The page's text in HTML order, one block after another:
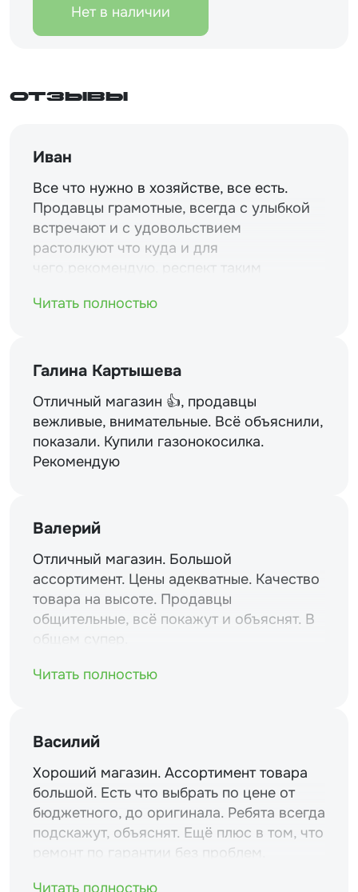
Нет в наличии
Отзывы
Иван
Все что нужно в хозяйстве, все есть.
Продавцы грамотные, всегда с улыбкой
встречают и с удовольствием
растолкуют что куда и для
чего.рекомендую. респект таким
Читать полностью
Галина Картышева
Отличный магазин 👍, продавцы
вежливые, внимательные. Всё объяснили,
показали. Купили газонокосилка.
Рекомендую
Валерий
Отличный магазин. Большой
ассортимент. Цены адекватные. Качество
товара на высоте. Продавцы
общительные, всё покажут и объяснят. В
общем супер.
Читать полностью
Василий
Хороший магазин. Ассортимент товара
большой. Есть что выбрать по цене от
бюджетного, до оригинала. Ребята всегда
подскажут, объяснят. Ещё плюс в том, что
ремонт по гарантии без проблем.
Читать полностью